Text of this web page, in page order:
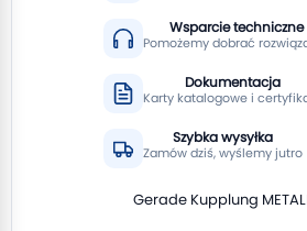
Wsparcie techniczne
Pomożemy dobrać
Dokumentacja
Karty katalogowe i
Szybka wysyłka
Zamów dziś, wyślemy jutro
Gerade Kupplung